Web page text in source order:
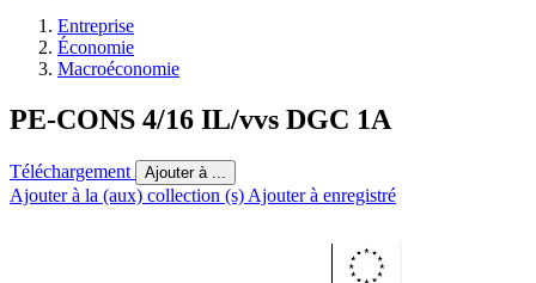
Entreprise
Économie
Macroéconomie
PE-CONS 4/16 IL/vvs DGC 1A
Téléchargement Ajouter à ...
Ajouter à la (aux) collection (s) Ajouter à enregistré